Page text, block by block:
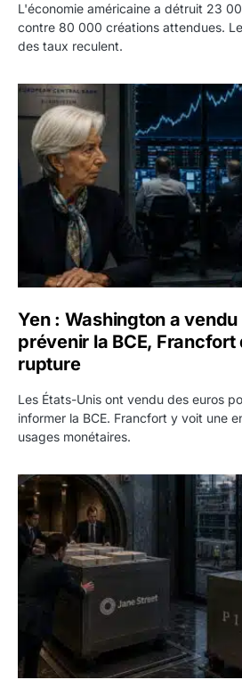
L'économie américaine a détruit 23
contre 80 000 créations attendues.
des taux reculent.
Yen : Washington a vendu des
Yen : Washington a
prévenir la BCE, Francfort
rupture
Les États-Unis ont vendu des euros
informer la BCE. Francfort y voit une
usages monétaires.
Jane Street négocie le transfert